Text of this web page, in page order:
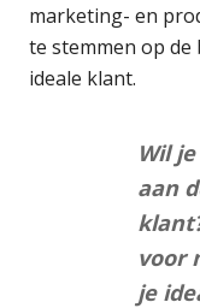
marketing- en
te stemmen op de
ideale klant.
Wil
aan
voor
je